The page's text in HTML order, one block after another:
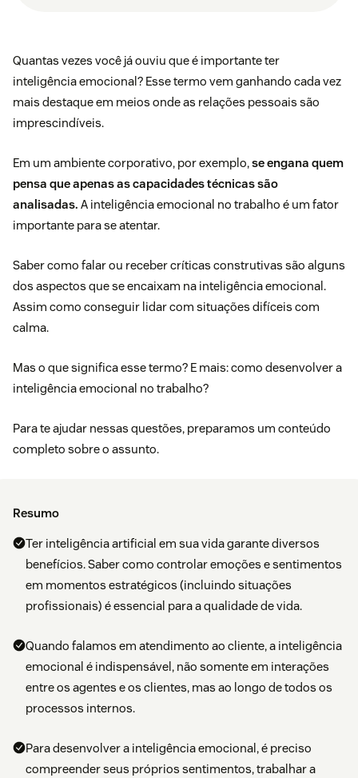
Quantas vezes você já ouviu que é importante ter
inteligência emocional? Esse termo vem ganhando cada vez
mais destaque em meios onde as relações pessoais são
imprescindíveis.
Em um ambiente corporativo, por exemplo,se engana quem
pensa que apenas as capacidades técnicas são
analisadas. A inteligência emocional no trabalho é um fator
importante para se atentar.
Saber como falar ou receber críticas construtivas são alguns
dos aspectos que se encaixam na inteligência emocional.
Assim como conseguir lidar com situações difíceis com
calma.
Mas o que significa esse termo? E mais: como desenvolver a
inteligência emocional no trabalho?
Para te ajudar nessas questões, preparamos um conteúdo
completo sobre o assunto.
Resumo
Ter inteligência artificial em sua vida garante diversos
benefícios. Saber como controlar emoções e sentimentos
em momentos estratégicos (incluindo situações
profissionais) é essencial para a qualidade de vida.
Quando falamos em atendimento ao cliente, a inteligência
emocional é indispensável, não somente em interações
entre os agentes e os clientes, mas ao longo de todos os
processos internos.
Para desenvolver a inteligência emocional, é preciso
compreender seus próprios sentimentos, trabalhar a